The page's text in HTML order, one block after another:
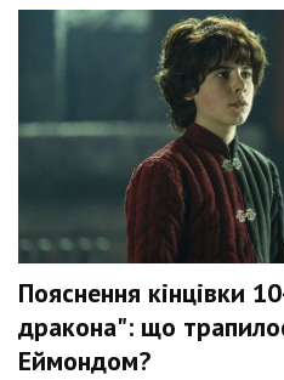
Пояснення кінцівки
дракона": що
Еймондом?